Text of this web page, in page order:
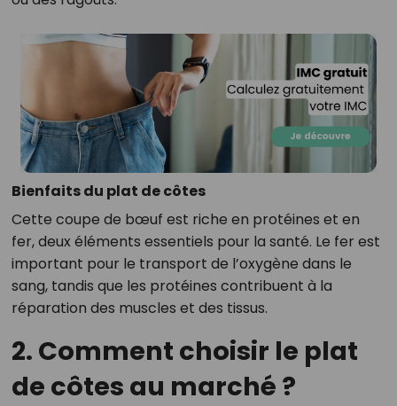
Bienfaits du plat de côtes
Cette coupe de bœuf est riche en protéines et en
fer, deux éléments essentiels pour la santé. Le fer est
important pour le transport de l’oxygène dans le
sang, tandis que les protéines contribuent à la
réparation des muscles et des tissus.
2. Comment choisir le plat
de côtes au marché ?